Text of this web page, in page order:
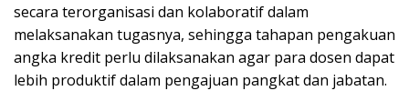
secara terorganisasi dan kolaboratif dalam
melaksanakan tugasnya, sehingga tahapan pengakuan
angka kredit perlu dilaksanakan agar para dosen dapat
lebih produktif dalam pengajuan pangkat dan jabatan.